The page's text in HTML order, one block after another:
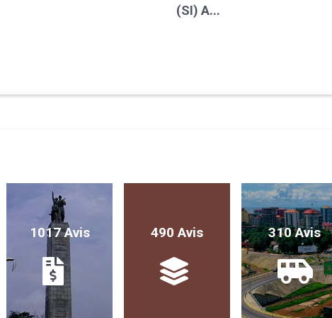
(SI) A...
1017 Avis 490 Avis 310 Avis